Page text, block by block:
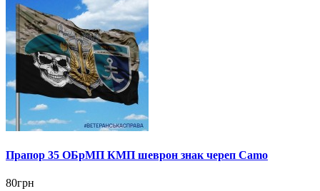
Прапор 35 ОБрМП КМП шеврон знак череп Camo
80грн